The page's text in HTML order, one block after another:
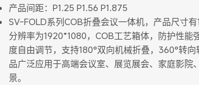
产品间距：P1.25 P1.56 P1.875
SV-FOLD系列COB折叠会议一体机，产品尺寸有
分辨率为1920*1080，COB工艺箱体，防护性能
度自由调节，支持180°双向机械折叠，360°转
品广泛应用于高端会议室、展览展会、家庭影院
景。